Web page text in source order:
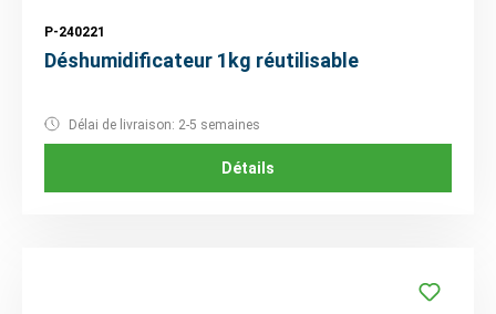
P-240221
Déshumidificateur 1kg réutilisable
Délai de livraison: 2-5 semaines
Détails